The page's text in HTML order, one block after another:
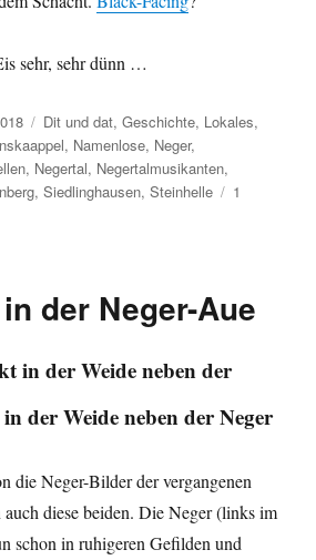
sehr, sehr dünn …
Kategorien
Dit und dat,Geschichte, Lokales,
, Namenlose, Neger,
, Negertal, Negertalmusikanten,
,Siedlinghausen,Steinhelle
1
der Neger-Aue
der Weide neben der Neger
die Neger-Bilder der vergangenen
auch diese beiden. Die Neger (links im
schon in ruhigeren Gefilden und